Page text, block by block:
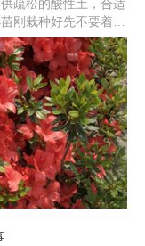
疏松的酸性土，合适
刚栽种好先不要着急
它的根系比较的浅，
。要想使杜鹃花生长
薄的饼肥水。